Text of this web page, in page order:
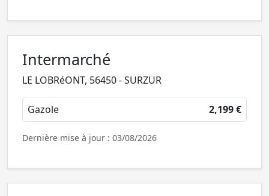
Intermarché
LE LOBRéONT, 56450 - SURZUR
Gazole 2,199 €
Dernière mise à jour : 03/08/2026